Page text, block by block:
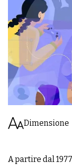
Dimensione
A partire dal